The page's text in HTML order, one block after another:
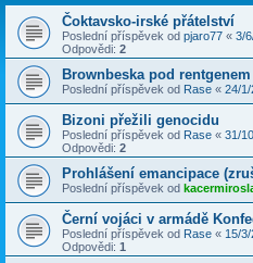
Čoktavsko-irské přátelství
Poslední příspěvek od pjaro77 « 3/
Odpovědi: 2
Brownbeska pod rentgenem
Poslední příspěvek od Rase « 24/1/
Bizoni přežili genocidu
Poslední příspěvek od Rase « 31/
Odpovědi: 2
Prohlášení emancipace
Poslední příspěvek od
Černí vojáci v armádě
Poslední příspěvek od Rase « 15/
Odpovědi: 1